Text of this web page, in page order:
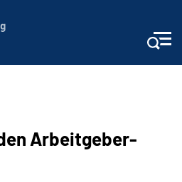
Arbeitgeber-